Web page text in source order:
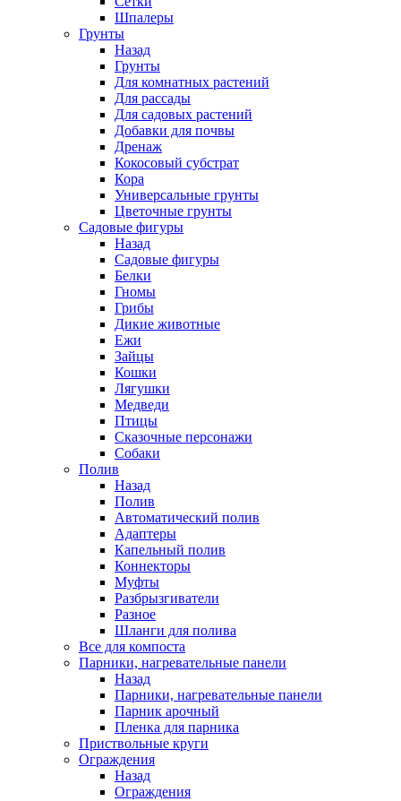
Шпалеры
Грунты
Назад
Грунты
Для комнатных растений
Для рассады
Для садовых растений
Добавки для почвы
Дренаж
Кокосовый субстрат
Кора
Универсальные грунты
Цветочные грунты
Садовые фигуры
Назад
Садовые фигуры
Белки
Гномы
Грибы
Дикие животные
Ежи
Зайцы
Кошки
Лягушки
Медведи
Птицы
Сказочные персонажи
Собаки
Полив
Назад
Полив
Автоматический полив
Адаптеры
Капельный полив
Коннекторы
Муфты
Разбрызгиватели
Разное
Шланги для полива
Все для компоста
Парники, нагревательные панели
Назад
Парники, нагревательные панели
Парник арочный
Пленка для парника
Приствольные круги
Ограждения
Назад
Ограждения